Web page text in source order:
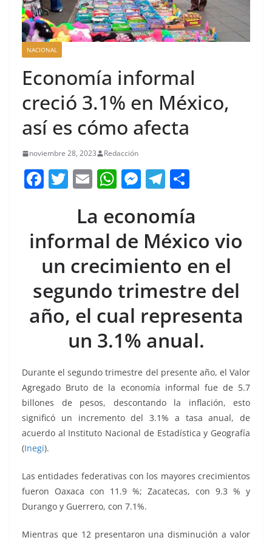
NACIONAL
Economía informal
creció 3.1% en México,
así es cómo afecta
noviembre 28, 2023 Redacción
F
e
b
o
o
k
T
itt
er
E
ai
l
W
at
s
A
p
p
M
ss
e
n
g
er
T
e
gr
a
m
m
p
ar
tir
La economía
informal de México vio
un crecimiento en el
segundo trimestre del
año, el cual representa
un 3.1% anual.
Durante el segundo trimestre del presente año, el Valor
Agregado Bruto de la economía informal fue de 5.7
billones de pesos, descontando la inflación, esto
significó un incremento del 3.1% a tasa anual, de
acuerdo al Instituto Nacional de Estadística y Geografía
(Inegi).
Las entidades federativas con los mayores crecimientos
fueron Oaxaca con 11.9 %; Zacatecas, con 9.3 % y
Durango y Guerrero, con 7.1%.
Mientras que 12 presentaron una disminución a valor